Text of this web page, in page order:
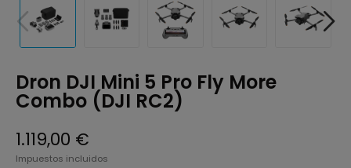
Dron DJI Mini 5 Pro Fly More
Combo (DJI RC2)
1.119,00 €
Impuestos incluidos